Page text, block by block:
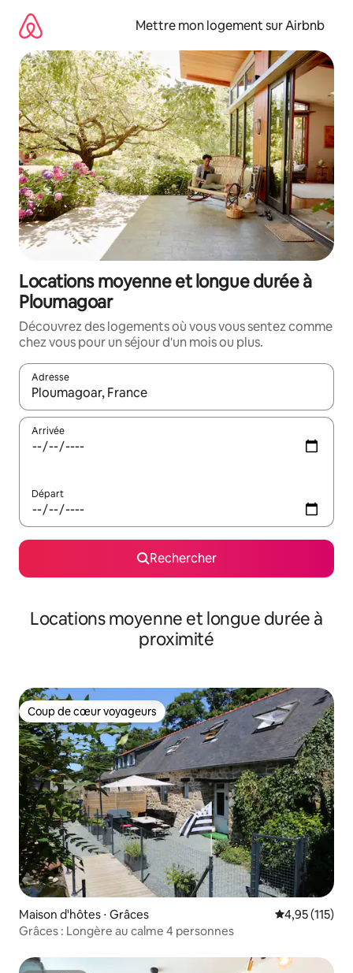
directement
contenu
Mettre mon logement sur Airbnb
Locations moyenne et longue durée à
Ploumagoar
Découvrez des logements où vous vous sentez comme
chez vous pour un séjour d'un mois ou plus.
Adresse
Lorsque les résultats s'affichent, utilisez les flèches vers le
Arrivée
Départ
Rechercher
Locations moyenne et longue durée à
proximité
Coup de cœur voyageurs
Coup de cœur voyageurs
Maison d'hôtes ⋅ Grâces Évaluation
4,95 (115)
Grâces : Longère au calme 4 personnes